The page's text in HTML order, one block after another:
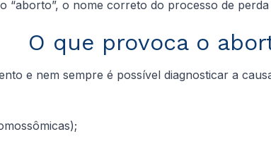
“aborto”, o nome correto do processo de
O que provoca o
e nem sempre é possível diagnosticar a